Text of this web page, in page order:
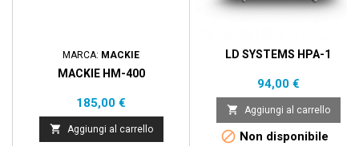
MARCA: MACKIE
MACKIE HM-400
Prezzo
185,00 €
 Aggiungi al carrello
LD SYSTEMS HPA-1
Prezzo
94,00 €
 Aggiungi al carrello
 Non disponibile